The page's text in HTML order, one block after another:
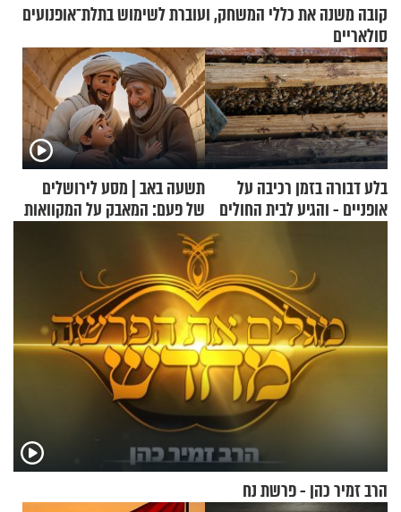
קובה משנה את כללי המשחק, ועוברת לשימוש בתלת־אופנועים
סולאריים
בלע דבורה בזמן רכיבה על
אופניים - והגיע לבית החולים
תשעה באב | מסע לירושלים
של פעם: המאבק על המקוואות
הרב זמיר כהן - פרשת נח